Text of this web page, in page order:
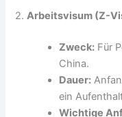
2.Arbeitsvisum (Z-
Zweck: Für
China.
Dauer:
ein
Wichtige